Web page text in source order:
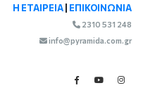
Η ΕΤΑΙΡΕΙΑ ΕΠΙΚΟΙΝΩΝΙΑ
2310 531 248
info@pyramida.com.gr